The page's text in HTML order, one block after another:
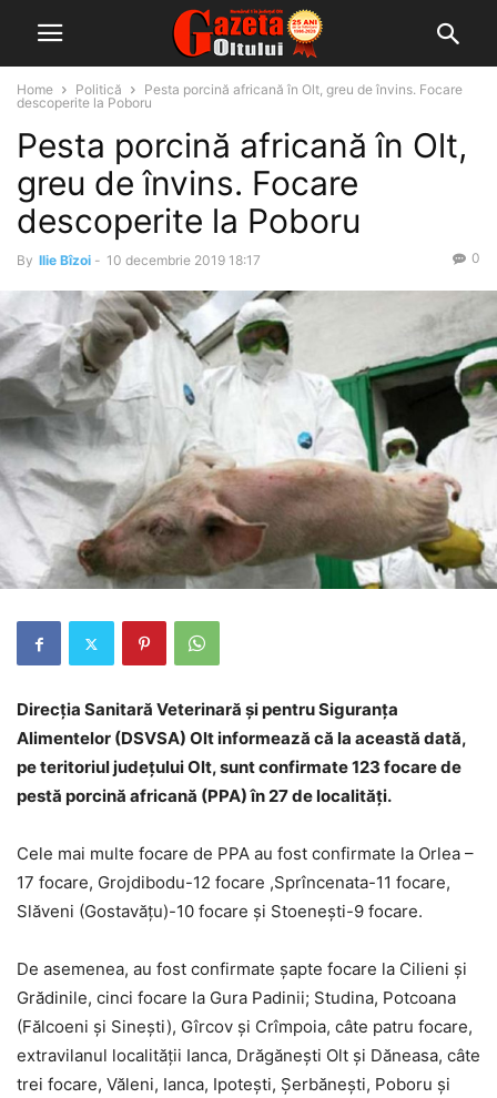
Home Politică
Pesta porcină africană în Olt, greu de învins. Focare
descoperite la Poboru
Pesta porcină africană în Olt,
greu de învins. Focare
descoperite la Poboru
By Ilie Bîzoi - 10 decembrie 2019 18:17 0
Direcția Sanitară Veterinară și pentru Siguranța
Alimentelor (DSVSA) Olt informează că la această dată,
pe teritoriul judeţului Olt, sunt confirmate 123 focare de
pestă porcină africană (PPA) în 27 de localități.
Cele mai multe focare de PPA au fost confirmate la Orlea –
17 focare, Grojdibodu-12 focare ,Sprîncenata-11 focare,
Slăveni (Gostavăţu)-10 focare și Stoeneşti-9 focare.
De asemenea, au fost confirmate șapte focare la Cilieni și
Grădinile, cinci focare la Gura Padinii; Studina, Potcoana
(Fălcoeni și Sinești), Gîrcov și Crîmpoia, câte patru focare,
extravilanul localităţii Ianca, Drăgăneşti Olt și Dăneasa, câte
trei focare, Văleni, Ianca, Ipotești, Șerbănești, Poboru și